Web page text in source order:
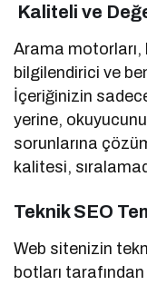
Kaliteli ve
Arama motorları,
bilgilendirici ve
İçeriğinizin
yerine,
sorunlarına
kalitesi,
Teknik SEO
Web sitenizin
botları